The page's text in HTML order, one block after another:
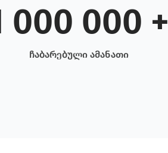
000 000 +
ჩაბარებული ამანათი